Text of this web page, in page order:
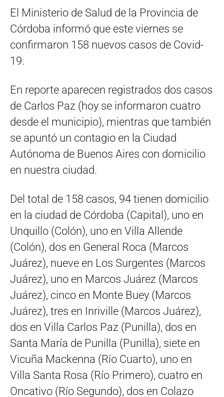
El Ministerio de Salud de la Provincia de
Córdoba informó que este viernes se
confirmaron 158 nuevos casos de Covid-
19.
En reporte aparecen registrados dos casos
de Carlos Paz (hoy se informaron cuatro
desde el municipio), mientras que también
se apuntó un contagio en la Ciudad
Autónoma de Buenos Aires con domicilio
en nuestra ciudad.
Del total de 158 casos, 94 tienen domicilio
en la ciudad de Córdoba (Capital), uno en
Unquillo (Colón), uno en Villa Allende
(Colón), dos en General Roca (Marcos
Juárez), nueve en Los Surgentes (Marcos
Juárez), uno en Marcos Juárez (Marcos
Juárez), cinco en Monte Buey (Marcos
Juárez), tres en Inriville (Marcos Juárez),
dos en Villa Carlos Paz (Punilla), dos en
Santa María de Punilla (Punilla), siete en
Vicuña Mackenna (Río Cuarto), uno en
Villa Santa Rosa (Río Primero), cuatro en
Oncativo (Río Segundo), dos en Colazo